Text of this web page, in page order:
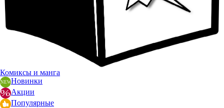
Комиксы и манга
Новинки
Акции
Популярные